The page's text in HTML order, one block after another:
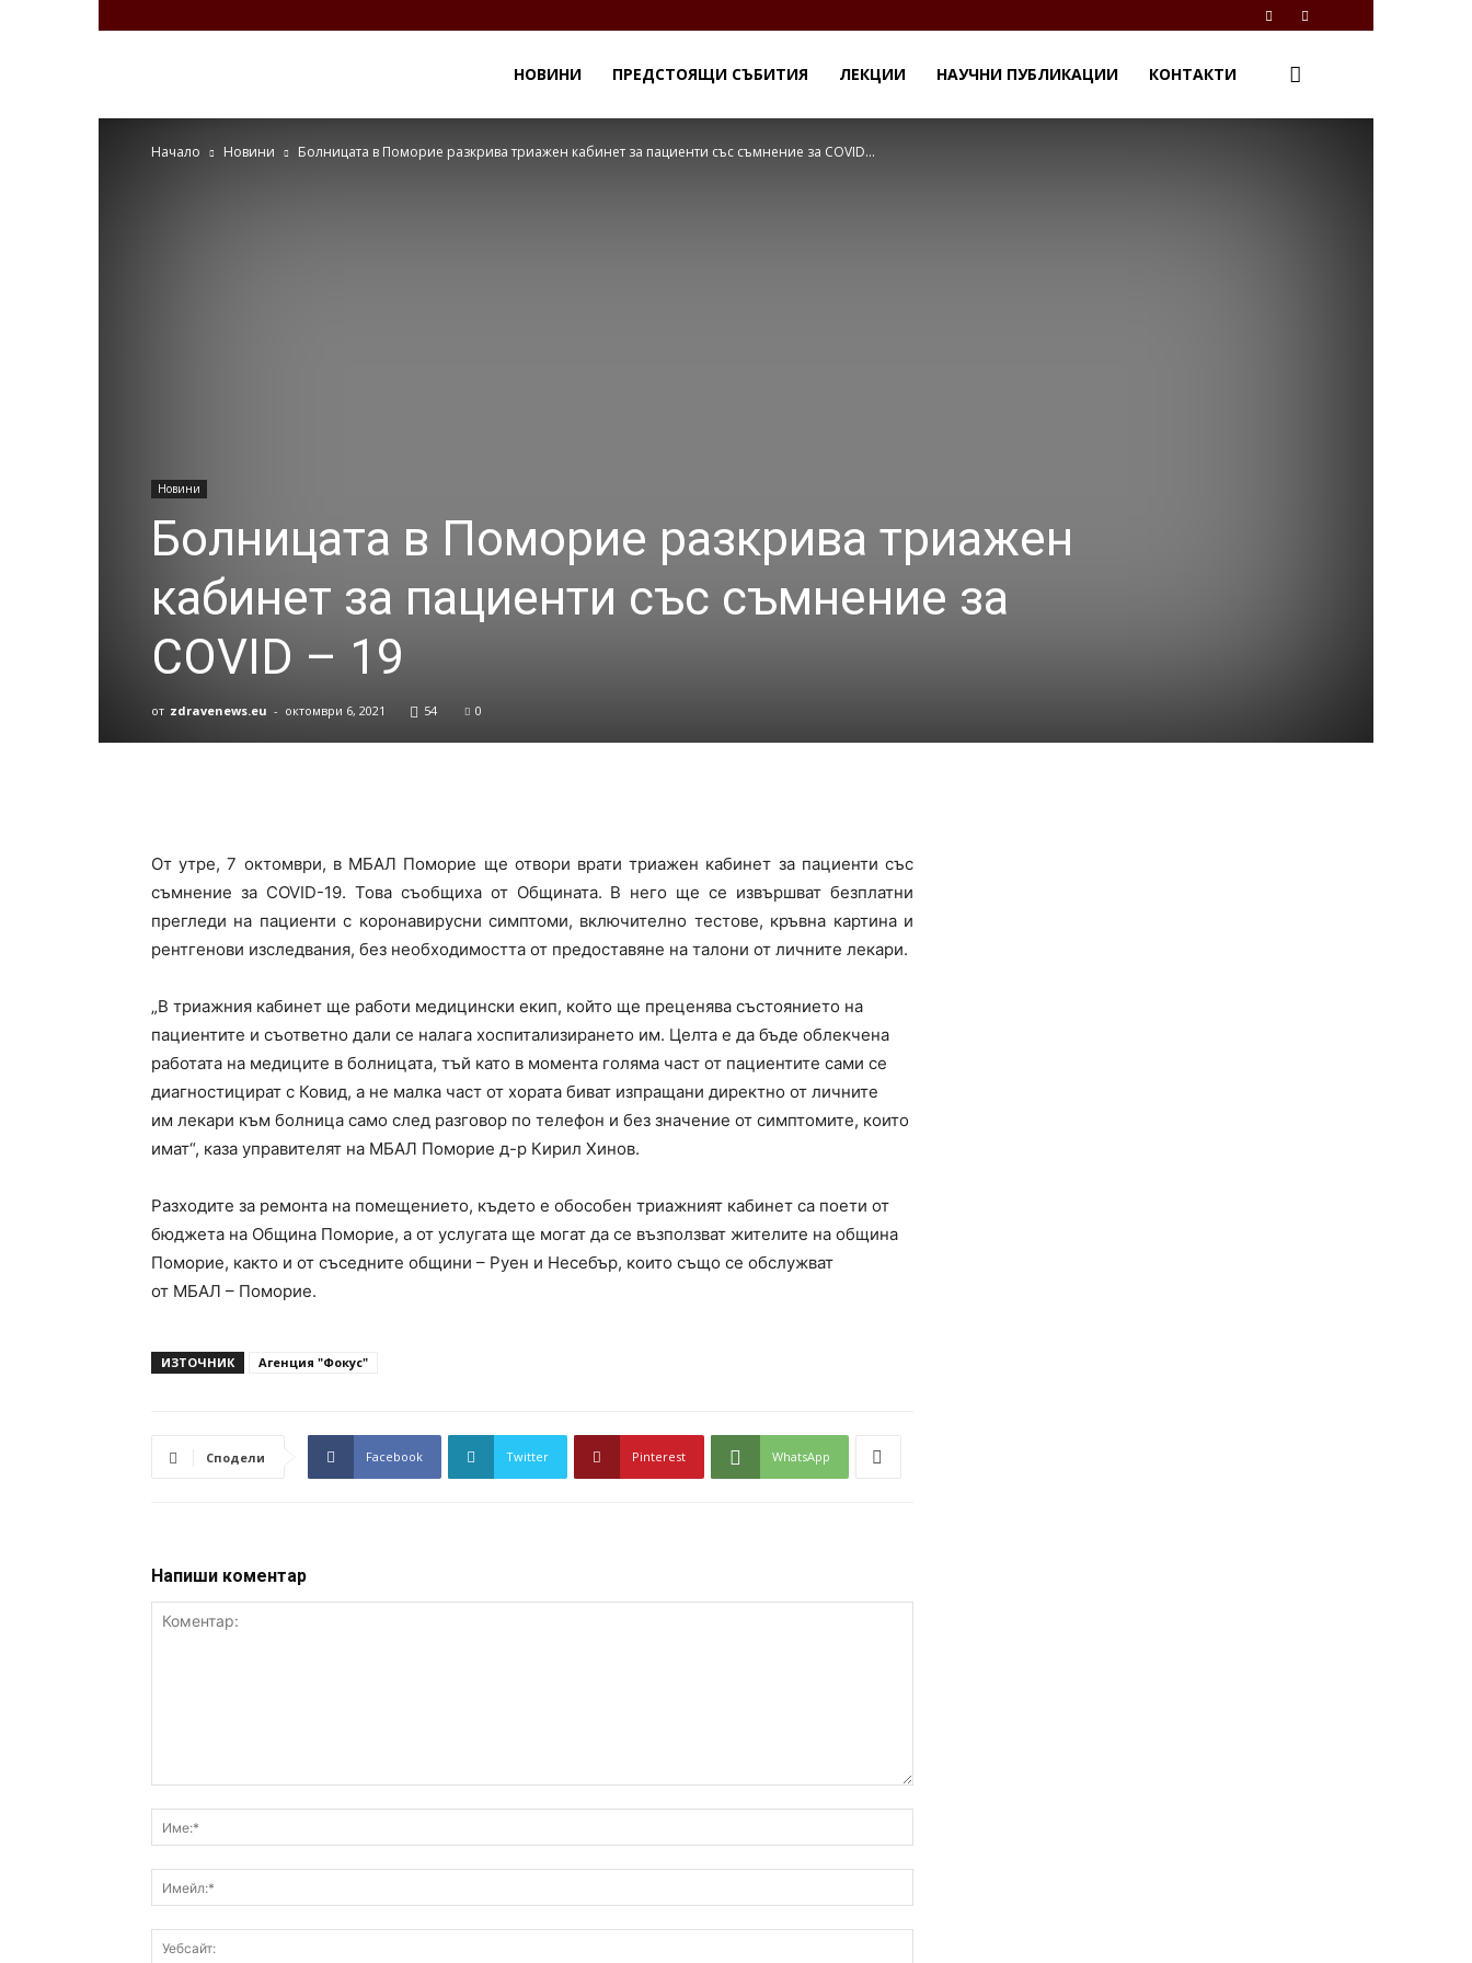
НОВИНИ ПРЕДСТОЯЩИ СЪБИТИЯ ЛЕКЦИИ НАУЧНИ ПУБЛИКАЦИИ КОНТАКТИ
Начало Новини Болницата в Поморие разкрива триажен кабинет за пациенти със съмнение за COVID...
Новини
Болницата в Поморие разкрива триажен
кабинет за пациенти със съмнение за
COVID – 19
от zdravenews.eu - октомври 6, 2021 54 0
От утре, 7 октомври, в МБАЛ Поморие ще отвори врати триажен кабинет за пациенти със
съмнение за COVID-19. Това съобщиха от Общината. В него ще се извършват безплатни
прегледи на пациенти с коронавирусни симптоми, включително тестове, кръвна картина и
рентгенови изследвания, без необходимостта от предоставяне на талони от личните лекари.
„В триажния кабинет ще работи медицински екип, който ще преценява състоянието на
пациентите и съответно дали се налага хоспитализирането им. Целта е да бъде облекчена
работата на медиците в болницата, тъй като в момента голяма част от пациентите сами се
диагностицират с Ковид, а не малка част от хората биват изпращани директно от личните
им лекари към болница само след разговор по телефон и без значение от симптомите, които
имат“, каза управителят на МБАЛ Поморие д-р Кирил Хинов.
Разходите за ремонта на помещението, където е обособен триажният кабинет са поети от
бюджета на Община Поморие, а от услугата ще могат да се възползват жителите на община
Поморие, както и от съседните общини – Руен и Несебър, които също се обслужват
от МБАЛ – Поморие.
ИЗТОЧНИК Агенция "Фокус"
Сподели Facebook Twitter Pinterest WhatsApp
Напиши коментар